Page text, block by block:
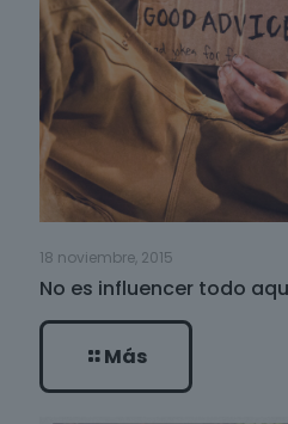
18 noviembre, 2015
No es influencer todo
Más